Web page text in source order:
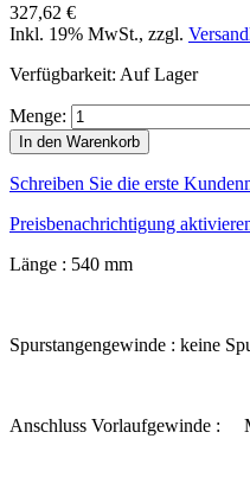
327,62 €
Inkl. 19% MwSt., zzgl.
Verfügbarkeit: Auf Lager
Menge:
In den Warenkorb
Schreiben Sie die erste
Preisbenachrichtigung
Länge : 540 mm
Spurstangengewinde : keine
Anschluss Vorlaufgewinde :